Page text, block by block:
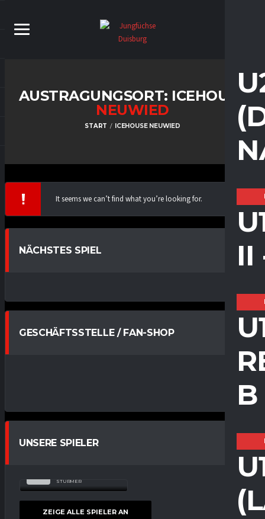
II
B
AUSTRAGUNGSORT: ICEHOUSE
NEUWIED
START ICEHOUSE NEUWIED
It seems we can’t find what you’re looking for.
NÄCHSTES SPIEL
GESCHÄFTSSTELLE / FAN-SHOP
UNSERE SPIELER
STÜRMER
ZEIGE ALLE SPIELER AN